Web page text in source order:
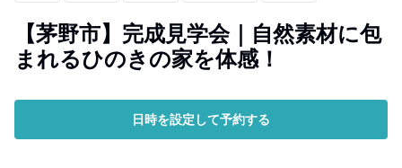
【茅野市】完成見学会｜自然素材に包
まれるひのきの家を体感！
日時を設定して予約する